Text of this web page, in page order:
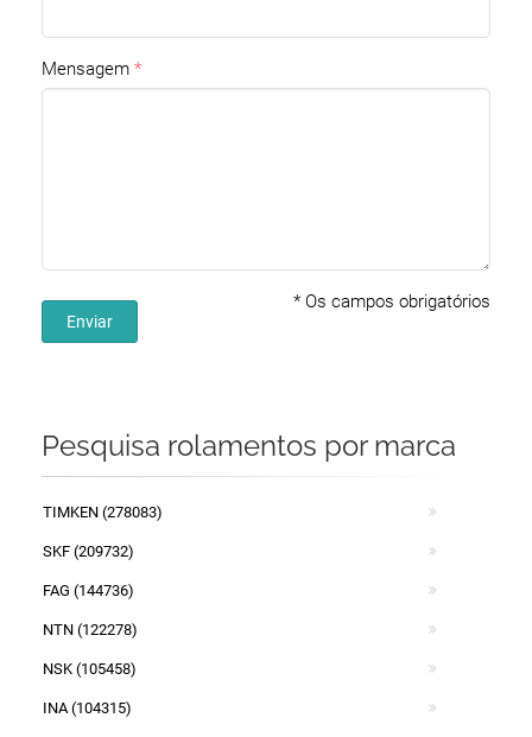
Mensagem
* Os campos obrigatórios
Enviar
Pesquisa rolamentos por marca
TIMKEN (278083)
SKF (209732)
FAG (144736)
NTN (122278)
NSK (105458)
INA (104315)